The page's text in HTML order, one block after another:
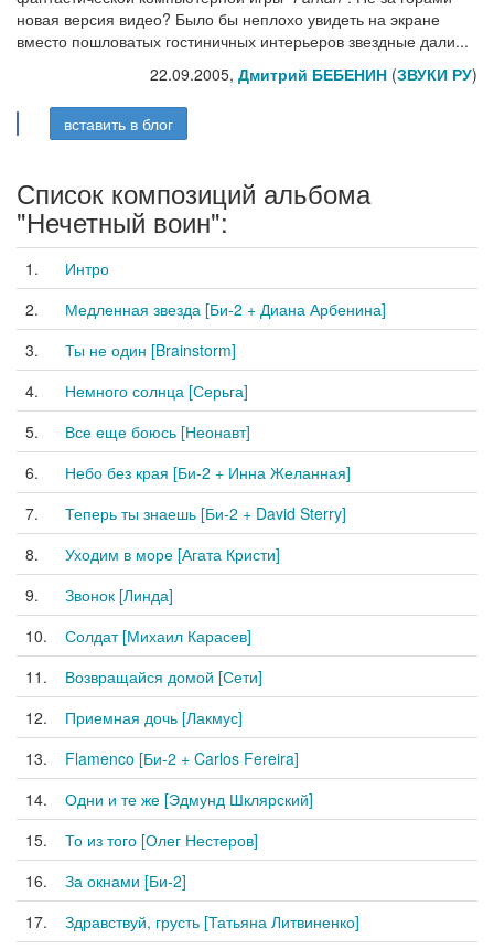
новая версия видео? Было бы неплохо увидеть на экране
вместо пошловатых гостиничных интерьеров звездные дали...
22.09.2005, Дмитрий БЕБЕНИН (ЗВУКИ РУ)
вставить в блог
Список композиций альбома
"Нечетный воин":
1.
Интро
2.
Медленная звезда [Би-2 + Диана Арбенина]
3.
Ты не один [Brainstorm]
4.
Немного солнца [Серьга]
5.
Все еще боюсь [Неонавт]
6.
Небо без края [Би-2 + Инна Желанная]
7.
Теперь ты знаешь [Би-2 + David Sterry]
8.
Уходим в море [Агата Кристи]
9.
Звонок [Линда]
10.
Солдат [Михаил Карасев]
11.
Возвращайся домой [Сети]
12.
Приемная дочь [Лакмус]
13.
Flamenco [Би-2 + Carlos Fereira]
14.
Одни и те же [Эдмунд Шклярский]
15.
То из того [Олег Нестеров]
16.
За окнами [Би-2]
17.
Здравствуй, грусть [Татьяна Литвиненко]